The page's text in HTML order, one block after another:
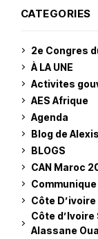
CATEGORIES
2e Congres
À LA UNE
Activites
AES Afrique
Agenda
Blog de
BLOGS
CAN Maroc
Côte D’ivoire
Côte
Alassane